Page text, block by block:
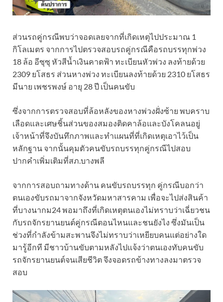
ส่วนรถคู่กรณีพบว่าจอดเลยจากที่เกิดเหตุไปประมาณ 1
กิโลเมตร จากการไปตรวจสอบรถคู่กรณีคือรถบรรทุกพ่วง
18 ล้อ อีซุซุ หัวสีน้ำเงินคาดฟ้า ทะเบียนหัวพ่วง ลงท้ายด้วย
2309 ยโสธร ส่วนหางพ่วง ทะเบียนลงท้ายด้วย 2310 ยโสธร
มีนาย เพชรพงษ์ อายุ 28 ปี เป็นคนขับ
ซึ่งจากการตรวจสอบที่ล้อหลังของหางพ่วงฝั่งซ้าย พบคราบ
เลือดและเศษชิ้นส่วนของสมองติดคาล้อและบังโคลนอยู่
เจ้าหน้าที่จึงบันทึกภาพและทำแผนที่ที่เกิดเหตุเอาไว้เป็น
หลักฐาน จากนั้นคุมตัวคนขับรถบรรทุกคู่กรณีไปสอบ
ปากคำเพิ่มเติมที่สภ.บางพลี
จากการสอบถามทางด้าน คนขับรถบรรทุก คู่กรณีบอกว่า
ตนเองขับรถมาจากจังหวัดมหาสารคาม เพื่อจะไปส่งสินค้า
ที่บางนากม24 พอมาถึงที่เกิดเหตุตนเองไม่ทราบว่าเฉี่ยวชน
กับรถจักรยานยนต์คู่กรณีตอนไหนและชนยังไง ซึ่งมันเป็น
ช่วงที่กำลังข้ามสะพานจึงไม่ทราบว่าเหยียบคนแต่อย่างใด
มารู้อีกที มีชาวบ้านขับตามหลังไปแจ้งว่าตนเองทับคนขับ
รถจักรยานยนต์จนเสียชีวิต จึงจอดรถข้างทางลงมาตรวจ
สอบ